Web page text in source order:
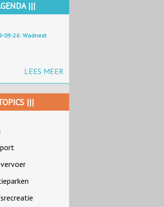
|||
09-26: Wadnext
LEES MEER
|||